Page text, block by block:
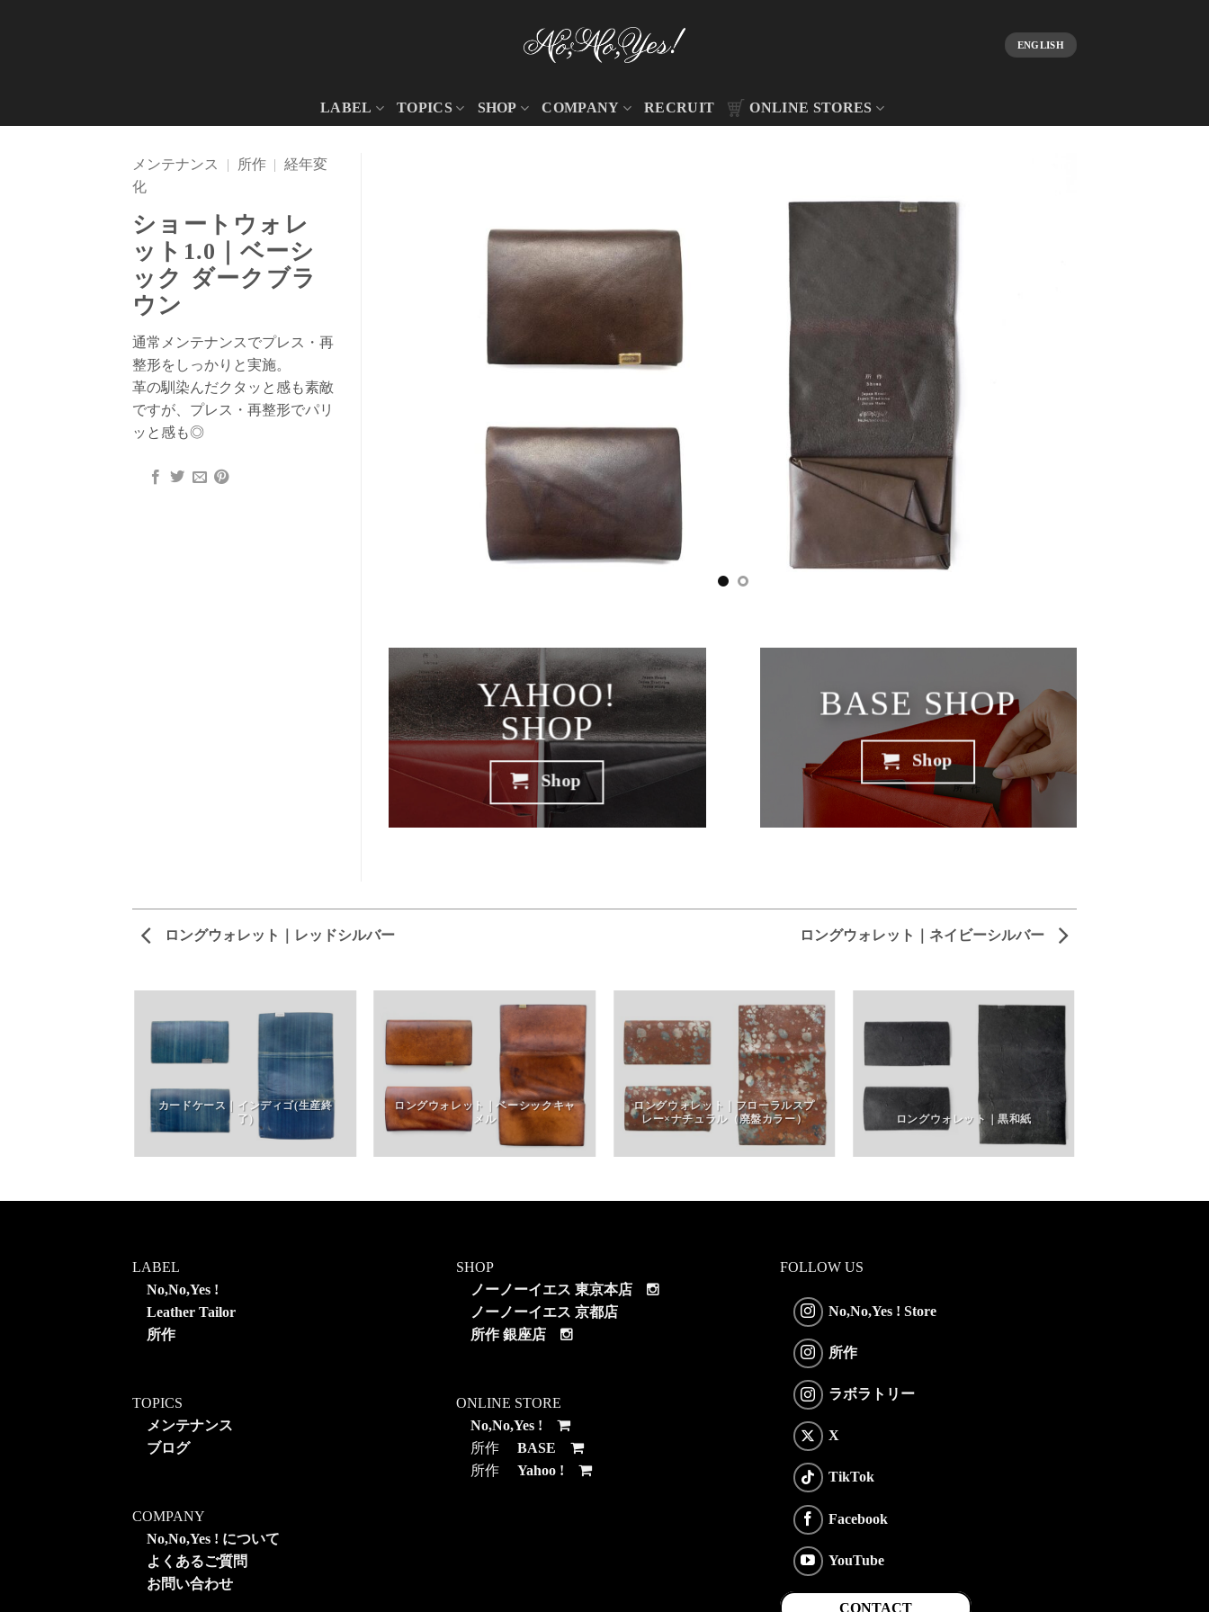
ENGLISH
LABEL TOPICS SHOP COMPANY RECRUIT ONLINE STORES
メンテナンス | 所作 | 経年変
化
ショートウォレ
ット1.0｜ベーシ
ック ダークブラ
ウン
通常メンテナンスでプレス・再
整形をしっかりと実施。
革の馴染んだクタッと感も素敵
ですが、プレス・再整形でパリ
ッと感も◎
YAHOO!
SHOP
Shop
BASE SHOP
Shop
ロングウォレット｜レッドシルバー ロングウォレット｜ネイビーシルバー
カードケース｜インディゴ(生産終
了)
ロングウォレット｜ベーシックキャ
メル
ロングウォレット｜フローラルスプ
レー×ナチュラル（廃盤カラー）
ロングウォレット｜黒和紙
LABEL
No,No,Yes !
Leather Tailor
所作
TOPICS
メンテナンス
ブログ
COMPANY
No,No,Yes ! について
よくあるご質問
お問い合わせ
SHOP
ノーノーイエス 東京本店
ノーノーイエス 京都店
所作 銀座店
ONLINE STORE
No,No,Yes !
所作 BASE
所作 Yahoo !
FOLLOW US
No,No,Yes ! Store
所作
ラボラトリー
X
TikTok
Facebook
YouTube
CONTACT